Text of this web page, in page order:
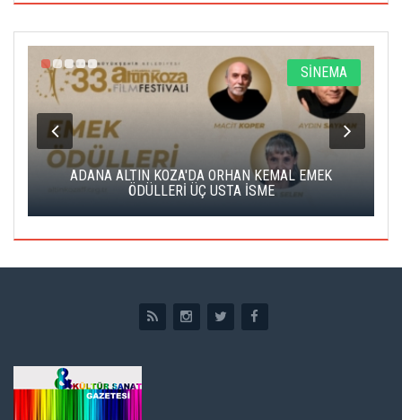
SİNEMA
ADANA ALTIN KOZA'DA ORHAN KEMAL EMEK
ÖDÜLLERİ ÜÇ USTA İSME